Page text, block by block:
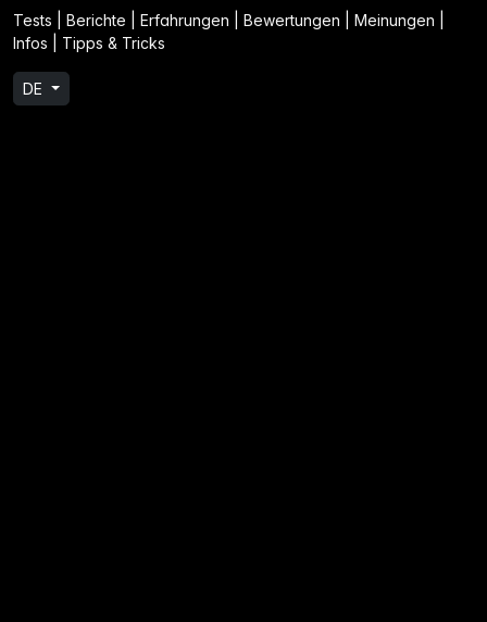
Tests | Berichte | Erfahrungen | Bewertungen | Meinungen |
Infos | Tipps & Tricks
DE